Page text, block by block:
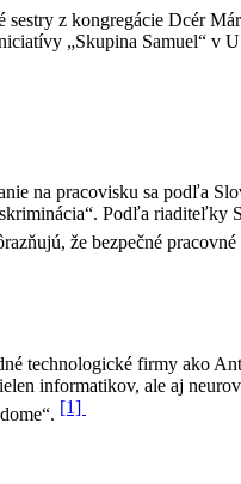
sestry z kongregácie Dcér
„Skupina Samuel“ v
na pracovisku sa podľa
Podľa
že bezpečné
technologické firmy ako
informatikov, ale aj
[1]